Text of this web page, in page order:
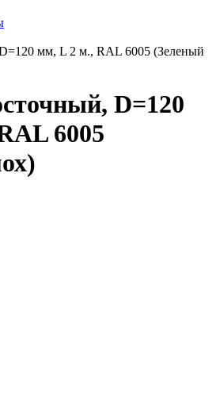
мм, L 2 м., RAL 6005 (Зеленый
D=120
6005